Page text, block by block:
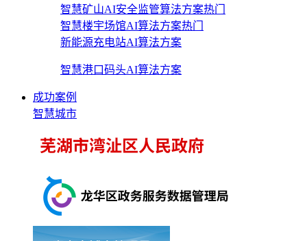
智慧矿山AI安全监管算法方案热门
智慧楼宇场馆AI算法方案热门
新能源充电站AI算法方案
智慧港口码头AI算法方案
成功案例
智慧城市